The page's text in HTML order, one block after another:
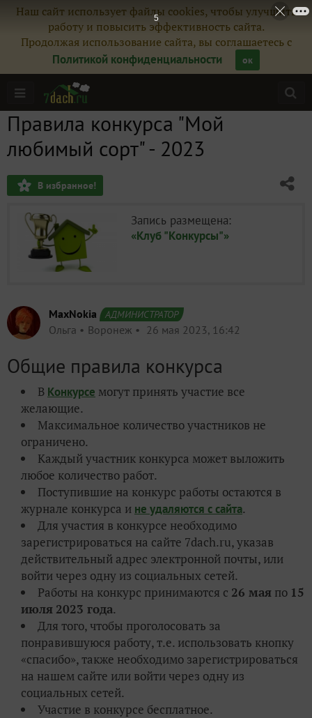
Наш сайт использует файлы cookies, чтобы улучшить
работу и повысить эффективность сайта.
Продолжая использование сайта, вы соглашаетесь с
Политикой конфиденциальности
ок
Правила конкурса "Мой
любимый сорт" - 2023
В избранное!
Запись размещена:
«Клуб "Конкурсы"»
MaxNokia АДМИНИСТРАТОР
Ольга Воронеж 26 мая 2023, 16:42
Общие правила конкурса
В Конкурсе могут принять участие все
желающие.
Максимальное количество участников не
ограничено.
Каждый участник конкурса может выложить
любое количество работ.
Поступившие на конкурс работы остаются в
журнале конкурса и не удаляются с сайта.
Для участия в конкурсе необходимо
зарегистрироваться на сайте 7dach.ru, указав
действительный адрес электронной почты, или
войти через одну из социальных сетей.
Работы на конкурс принимаются с 26 мая по 15
июля 2023 года.
Для того, чтобы проголосовать за
понравившуюся работу, т.е. использовать кнопку
«спасибо», также необходимо зарегистрироваться
на нашем сайте или войти через одну из
социальных сетей.
Участие в конкурсе бесплатное.
4